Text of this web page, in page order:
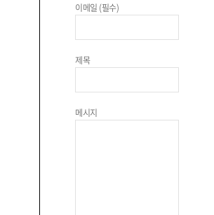
이메일 (필수)
제목
메시지